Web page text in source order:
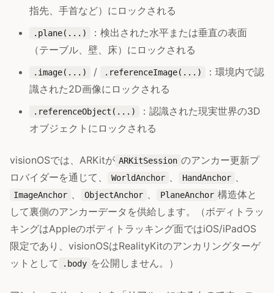
指先、手首など）にロックされる
.plane(...)
：検出された水平または垂直の表面
（テーブル、壁、床）にロックされる
.image(...) / .referenceImage(...)
：環境内で認
識された2D画像にロックされる
.referenceObject(...)
：認識された現実世界の3D
オブジェクトにロックされる
visionOSでは、ARKitが ARKitSession のアンカー更新プ
ロバイダーを通じて、
WorldAnchor HandAnchor
ImageAnchor ObjectAnchor PlaneAnchor 構造体と
して裏側のアンカーデータを供給します。（ボディトラッ
キングはAppleのボディトラッキング面ではiOS/iPadOS
限定であり、visionOSはRealityKitのアンカリングターゲ
ットとして
.body を公開しません。）